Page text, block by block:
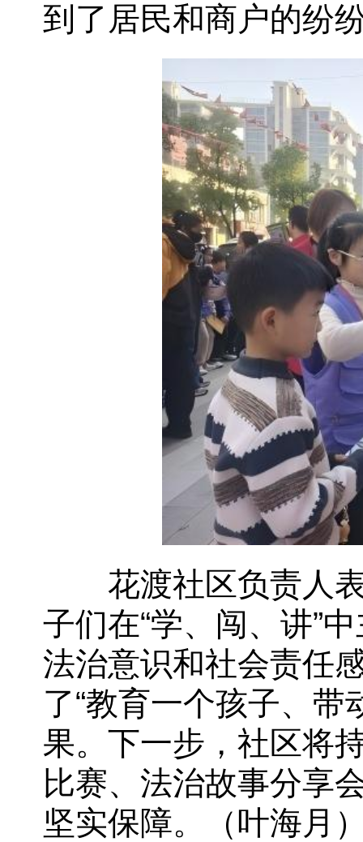
到了居民和商户的纷
花渡社区负责人表
子们在“学、闯、讲”
法治意识和社会责任
了“教育一个孩子、带
果。下一步，社区将
比赛、法治故事分享
坚实保障。（叶海月